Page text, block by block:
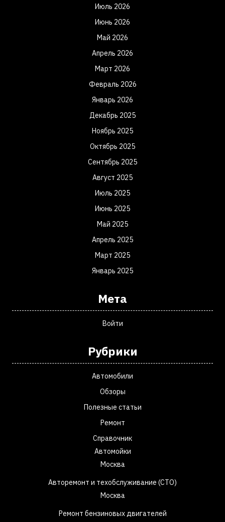
Июль 2026
Июнь 2026
Май 2026
Апрель 2026
Март 2026
Февраль 2026
Январь 2026
Декабрь 2025
Ноябрь 2025
Октябрь 2025
Сентябрь 2025
Август 2025
Июль 2025
Июнь 2025
Май 2025
Апрель 2025
Март 2025
Январь 2025
Мета
Войти
Рубрики
Автомобили
Обзоры
Полезные статьи
Ремонт
Справочник
Автомойки
Москва
Авторемонт и техобслуживание (СТО)
Москва
Ремонт бензиновых двигателей